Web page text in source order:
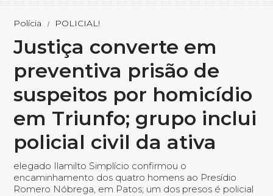
Polícia POLICIAL!
Justiça converte em
preventiva prisão de
suspeitos por homicídio
em Triunfo; grupo inclui
policial civil da ativa
elegado Ilamilto Simplício confirmou o
encaminhamento dos quatro homens ao Presídio
Romero Nóbrega, em Patos; um dos presos é policial